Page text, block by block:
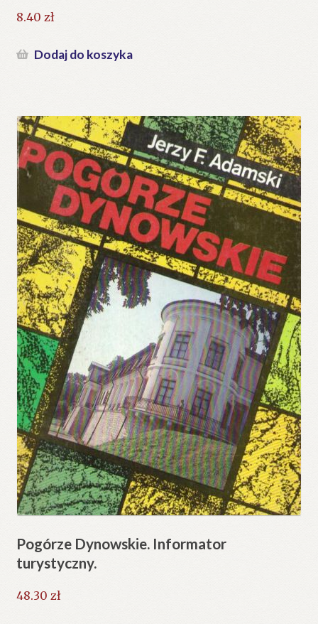
8.40 zł
Dodaj do koszyka
Pogórze Dynowskie. Informator
turystyczny.
48.30 zł